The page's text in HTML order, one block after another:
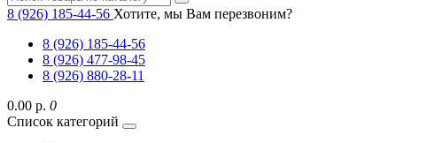
8 (926) 185-44-56 Хотите, мы Вам перезвоним?
8 (926) 185-44-56
8 (926) 477-98-45
8 (926) 880-28-11
0.00 р. 0
Список категорий